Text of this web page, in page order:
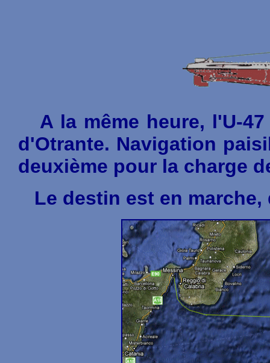
A la même heure, l'U-
d'Otrante. Navigation
deuxième pour la charge
Le destin est en